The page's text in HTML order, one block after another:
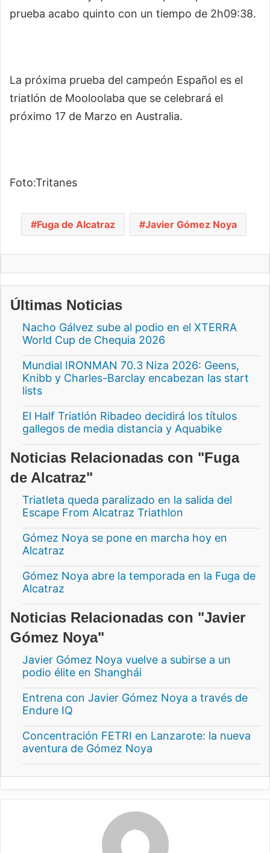
prueba acabo quinto con un tiempo de 2h09:38.
La próxima prueba del campeón Español es el
triatlón de Mooloolaba que se celebrará el
próximo 17 de Marzo en Australia.
Foto:Tritanes
Fuga de Alcatraz Javier Gómez Noya
Últimas Noticias
Nacho Gálvez sube al podio en el XTERRA
World Cup de Chequia 2026
Mundial IRONMAN 70.3 Niza 2026: Geens,
Knibb y Charles-Barclay encabezan las start
lists
El Half Triatlón Ribadeo decidirá los títulos
gallegos de media distancia y Aquabike
Noticias Relacionadas con "Fuga
de Alcatraz"
Triatleta queda paralizado en la salida del
Escape From Alcatraz Triathlon
Gómez Noya se pone en marcha hoy en
Alcatraz
Gómez Noya abre la temporada en la Fuga de
Alcatraz
Noticias Relacionadas con "Javier
Gómez Noya"
Javier Gómez Noya vuelve a subirse a un
podio élite en Shanghái
Entrena con Javier Gómez Noya a través de
Endure IQ
Concentración FETRI en Lanzarote: la nueva
aventura de Gómez Noya